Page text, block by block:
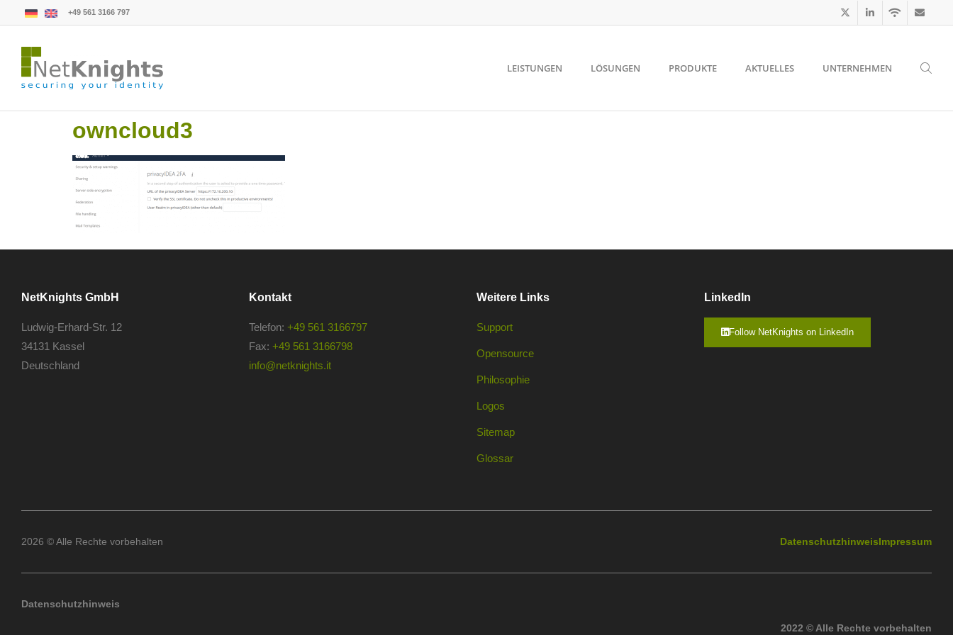
+49 561 3166 797
LEISTUNGEN LÖSUNGEN PRODUKTE AKTUELLES UNTERNEHMEN
owncloud3
NetKnights GmbH
Ludwig-Erhard-Str. 12
34131 Kassel
Deutschland
Kontakt
Telefon: +49 561 3166797
Fax: +49 561 3166798
info@netknights.it
Weitere Links
Support
Opensource
Philosophie
Logos
Sitemap
Glossar
LinkedIn
Follow NetKnights on LinkedIn
2026 © Alle Rechte vorbehalten DatenschutzhinweisImpressum
Datenschutzhinweis
2022 © Alle Rechte vorbehalten